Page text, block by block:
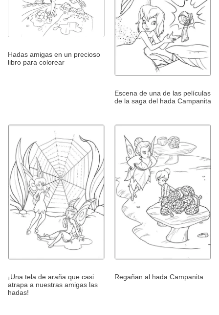
Hadas amigas en un precioso
libro para colorear
Escena de una de las películas
de la saga del hada Campanita
¡Una tela de araña que casi
atrapa a nuestras amigas las
hadas!
Regañan al hada Campanita